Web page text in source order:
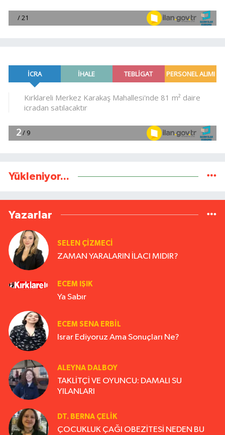
Yükleniyor...
Yazarlar
SELEN ÇİZMECİ
ZAMAN YARALARIN İLACI MIDIR?
ECEM IŞIK
Ya Sabır
ECEM SENA ERBIL
Israr Ediyoruz Ama Sonuçları Ne?
ALEYNA DALBOY
TAKLİTÇİ VE OYUNCU: DAMALI SU
YILANLARI
DT. BERNA ÇELIK
ÇOCUKLUK ÇAĞI OBEZİTESİ NEDEN BU